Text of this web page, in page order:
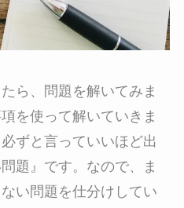
ら、問題を解いてみま
を使って解いていきま
ずと言っていいほど出
題』です。なので、ま
い問題を仕分けしてい